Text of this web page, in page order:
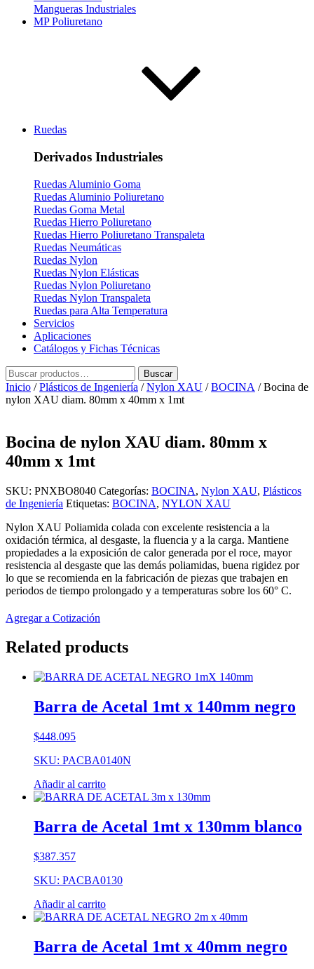
Mangueras Industriales
MP Poliuretano
Ruedas
Derivados Industriales
Ruedas Aluminio Goma
Ruedas Aluminio Poliuretano
Ruedas Goma Metal
Ruedas Hierro Poliuretano
Ruedas Hierro Poliuretano Transpaleta
Ruedas Neumáticas
Ruedas Nylon
Ruedas Nylon Elásticas
Ruedas Nylon Poliuretano
Ruedas Nylon Transpaleta
Ruedas para Alta Temperatura
Servicios
Aplicaciones
Catálogos y Fichas Técnicas
Buscar
por:
Buscar
Inicio /Plásticos de Ingeniería /Nylon XAU /BOCINA / Bocina de
nylon XAU diam. 80mm x 40mm x 1mt
Bocina de nylon XAU diam. 80mm x
40mm x 1mt
SKU: PNXBO8040 Categorías: BOCINA, Nylon XAU, Plásticos
de Ingeniería Etiquetas: BOCINA, NYLON XAU
Nylon XAU Poliamida colada con excelente resistencia a la
oxidación térmica, al desgaste, la fluencia y a la carga. Mantiene
propiedades a la exposición de calor generada por el roce, mayor
resistencia al desgaste que las demás poliamidas, buena rigidez por
lo que se recomienda en la fabricación de piezas que trabajen en
periodos de tiempo prolongado y a temperaturas sobre los 60° C.
Agregar a Cotización
Related products
Barra de Acetal 1mt x 140mm negro
$448.095
SKU: PACBA0140N
Añadir al carrito
Barra de Acetal 1mt x 130mm blanco
$387.357
SKU: PACBA0130
Añadir al carrito
Barra de Acetal 1mt x 40mm negro